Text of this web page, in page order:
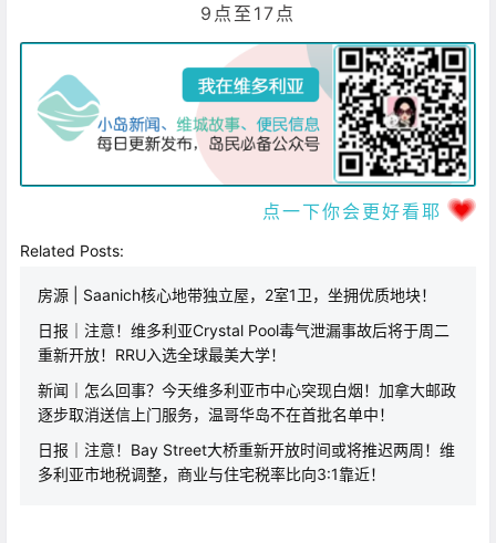
9点至17点
点一下你会更好看耶
Related Posts:
房源 | Saanich核心地带独立屋，2室1卫，坐拥优质地块！
日报｜注意！维多利亚Crystal Pool毒气泄漏事故后将于周二
重新开放！RRU入选全球最美大学！
新闻｜怎么回事？今天维多利亚市中心突现白烟！加拿大邮政
逐步取消送信上门服务，温哥华岛不在首批名单中！
日报｜注意！Bay Street大桥重新开放时间或将推迟两周！维
多利亚市地税调整，商业与住宅税率比向3:1靠近！